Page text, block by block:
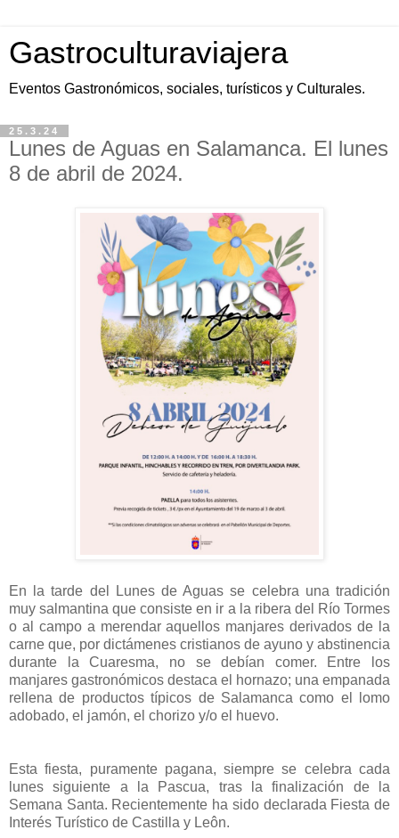
Gastroculturaviajera
Eventos Gastronómicos, sociales, turísticos y Culturales.
25.3.24
Lunes de Aguas en Salamanca. El lunes
8 de abril de 2024.
En la tarde del Lunes de Aguas se celebra una tradición
muy salmantina que consiste en ir a la ribera del Río Tormes
o al campo a merendar aquellos manjares derivados de la
carne que, por dictámenes cristianos de ayuno y abstinencia
durante la Cuaresma, no se debían comer. Entre los
manjares gastronómicos destaca el hornazo; una empanada
rellena de productos típicos de Salamanca como el lomo
adobado, el jamón, el chorizo y/o el huevo.
Esta fiesta, puramente pagana, siempre se celebra cada
lunes siguiente a la Pascua, tras la finalización de la
Semana Santa. Recientemente ha sido declarada Fiesta de
Interés Turístico de Castilla y Leôn.